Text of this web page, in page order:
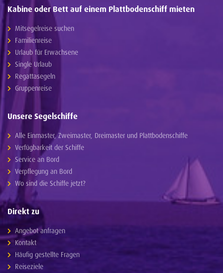
Kabine oder Bett auf einem Plattbodenschiff mieten
Mitsegelreise suchen
Familienreise
Urlaub für Erwachsene
Single Urlaub
Regattasegeln
Gruppenreise
Unsere Segelschiffe
Alle Einmaster, Zweimaster, Dreimaster und Plattbodenschiffe
Verfügbarkeit der Schiffe
Service an Bord
Verpflegung an Bord
Wo sind die Schiffe jetzt?
Direkt zu
Angebot anfragen
Kontakt
Häufig gestellte Fragen
Reiseziele